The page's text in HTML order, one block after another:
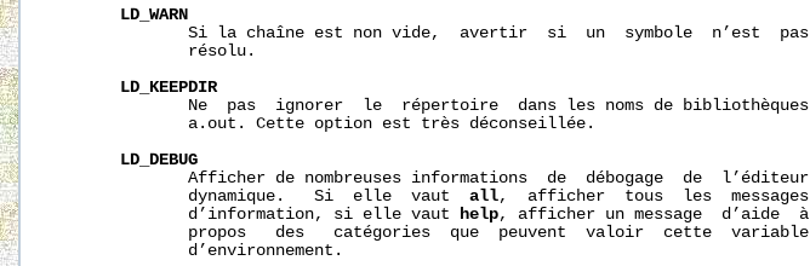
LD_WARN
              Si la chaîne est non vide,  avertir  si  un  symbole  n’est  pas
              résolu.
LD_KEEPDIR
              Ne  pas  ignorer  le  répertoire  dans les noms de bibliothèques
              a.out. Cette option est très déconseillée.
LD_DEBUG
              Afficher de nombreuses informations  de  débogage  de  l’éditeur
              dynamique.   Si  elle  vaut
all,  afficher  tous  les  messages
              d’information, si elle vaut
help, afficher un message  d’aide  à
              propos   des   catégories  que  peuvent  valoir  cette  variable
              d’environnement.